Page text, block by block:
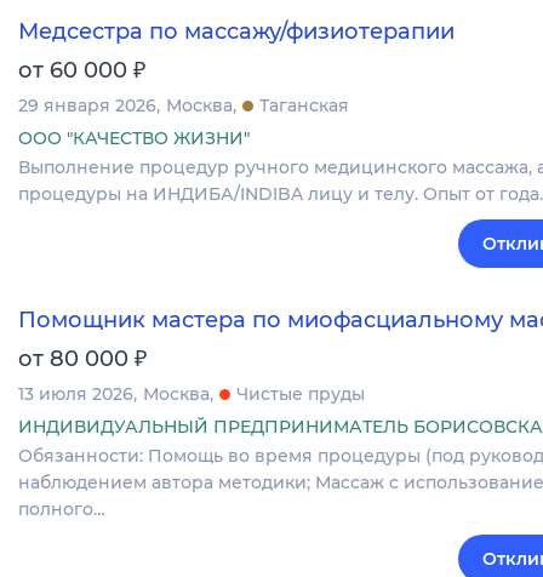
Медсестра по массажу/физиотерапии
от 60 000 ₽
29 января 2026 Москва
Таганская
ООО "КАЧЕСТВО ЖИЗНИ"
Выполнение процедур ручного медицинского массажа,
процедуры на ИНДИБА/INDIBA лицу и телу. Опыт от
Помощник мастера по миофасциальному
от 80 000 ₽
13 июля 2026 Москва
Чистые пруды
ИНДИВИДУАЛЬНЫЙ ПРЕДПРИНИМАТЕЛЬ
Обязанности: Помощь во время процедуры (под
наблюдением автора методики; Массаж с
полного…